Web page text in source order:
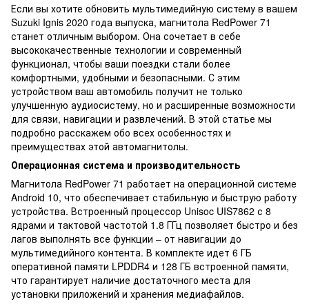
Если вы хотите обновить мультимедийную систему в вашем
Suzuki Ignis 2020 года выпуска, магнитола RedPower 71
станет отличным выбором. Она сочетает в себе
высококачественные технологии и современный
функционал, чтобы ваши поездки стали более
комфортными, удобными и безопасными. С этим
устройством ваш автомобиль получит не только
улучшенную аудиосистему, но и расширенные возможности
для связи, навигации и развлечений. В этой статье мы
подробно расскажем обо всех особенностях и
преимуществах этой автомагнитолы.
Операционная система и производительность
Магнитола RedPower 71 работает на операционной системе
Android 10, что обеспечивает стабильную и быструю работу
устройства. Встроенный процессор Unisoc UIS7862 с 8
ядрами и тактовой частотой 1.8 ГГц позволяет быстро и без
лагов выполнять все функции – от навигации до
мультимедийного контента. В комплекте идет 6 ГБ
оперативной памяти LPDDR4 и 128 ГБ встроенной памяти,
что гарантирует наличие достаточного места для
установки приложений и хранения медиафайлов.